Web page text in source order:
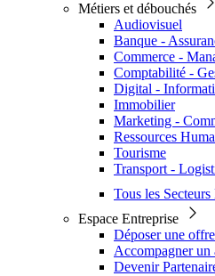
Métiers et débouchés
Audiovisuel
Banque -
Commerce -
Comptabilité -
Digital -
Immobilier
Marketing -
Ressources
Tourisme
Transport -
Tous les
Espace Entreprise
Déposer une offre
Accompagner un
Devenir